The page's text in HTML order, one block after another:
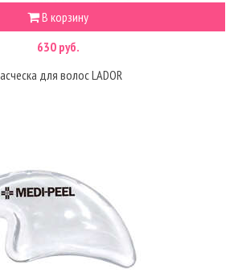
В корзину
630 руб.
для волос LADOR